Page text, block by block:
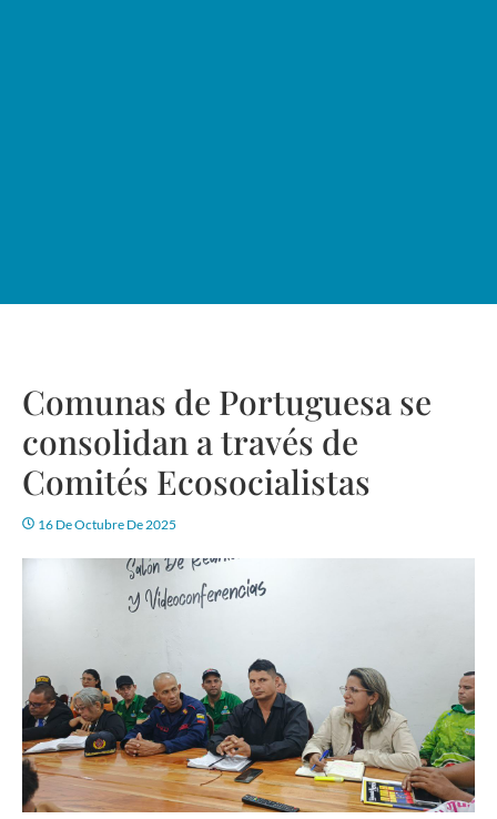
Comunas de Portuguesa se
consolidan a través de
Comités Ecosocialistas
16 De Octubre De 2025